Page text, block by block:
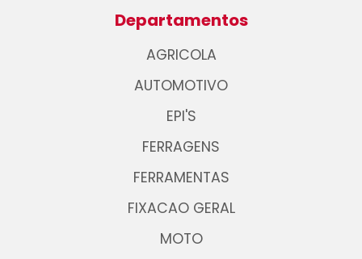
Departamentos
AGRICOLA
AUTOMOTIVO
EPI'S
FERRAGENS
FERRAMENTAS
FIXACAO GERAL
MOTO